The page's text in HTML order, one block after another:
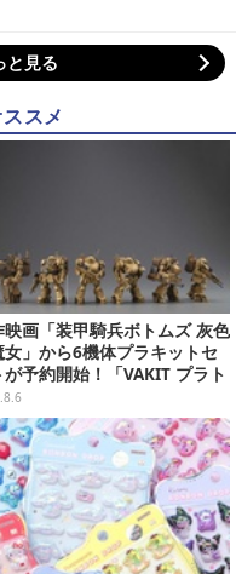
と見る
スメ
映画「装甲騎兵ボトムズ 灰色
女」から6機体プラキットセ
が予約開始！「VAKIT プラト
第1弾、各部関節可動仕様